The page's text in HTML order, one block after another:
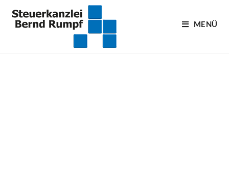
MENÜ